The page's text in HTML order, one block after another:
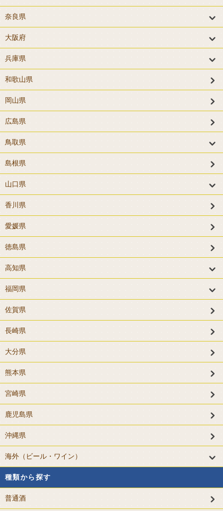
奈良県
大阪府
兵庫県
和歌山県
岡山県
広島県
鳥取県
島根県
山口県
香川県
愛媛県
徳島県
高知県
福岡県
佐賀県
長崎県
大分県
熊本県
宮崎県
鹿児島県
沖縄県
海外（ビール・ワイン）
種類から探す
普通酒